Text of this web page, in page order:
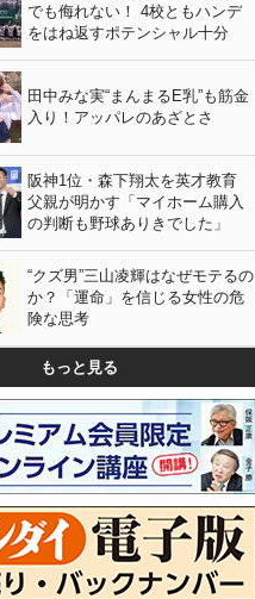
でも侮れない！ 4校ともハンデ
をはね返すポテンシャル十分
田中みな実“まんまるE乳”も筋金
入り！アッパレのあざとさ
阪神1位・森下翔太を英才教育
父親が明かす「マイホーム購入
の判断も野球ありきでした」
“クズ男”三山凌輝はなぜモテるの
か？「運命」を信じる女性の危
険な思考
もっと見る